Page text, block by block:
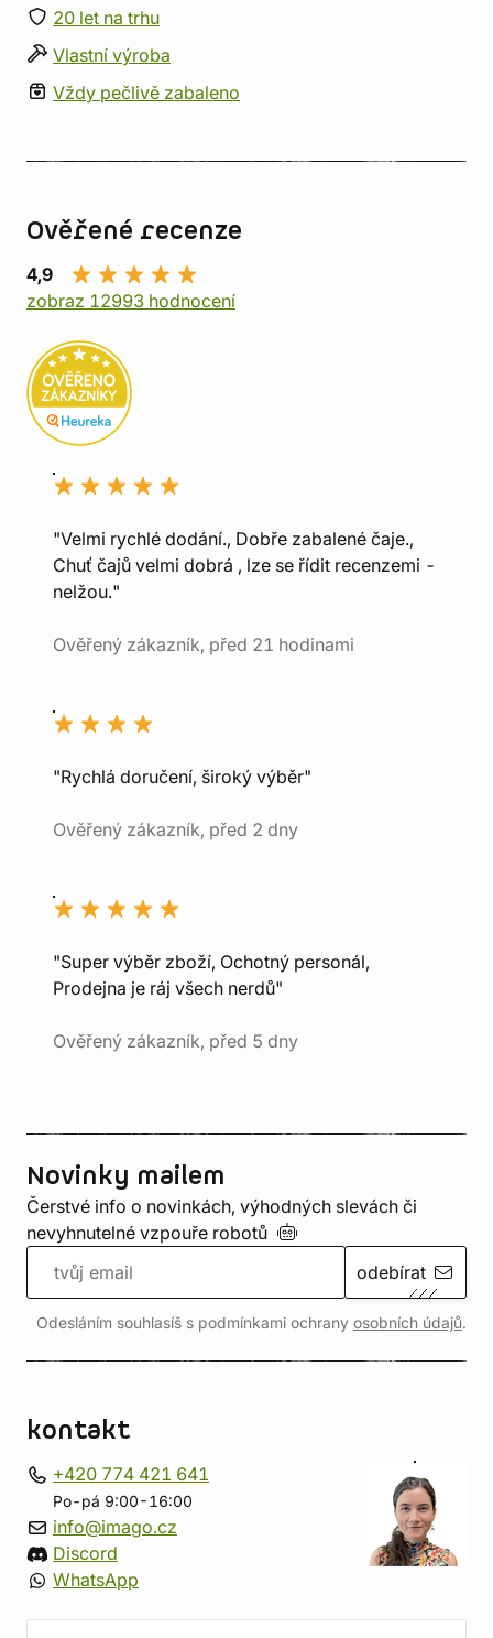
20 let na trhu
Vlastní výroba
Vždy pečlivě zabaleno
Ověřené recenze
4,9
zobraz 12993 hodnocení
"Velmi rychlé dodání., Dobře zabalené čaje.,
Chuť čajů velmi dobrá , lze se řídit recenzemi -
nelžou."
Ověřený zákazník, před 21 hodinami
"Rychlá doručení, široký výběr"
Ověřený zákazník, před 2 dny
"Super výběr zboží, Ochotný personál,
Prodejna je ráj všech nerdů"
Ověřený zákazník, před 5 dny
Novinky mailem
Čerstvé info o novinkách, výhodných slevách či
nevyhnutelné vzpouře robotů
odebírat
Odesláním souhlasíš s podmínkami ochrany osobních údajů.
kontakt
+420 774 421 641
Po-pá 9:00-16:00
info@imago.cz
Discord
WhatsApp